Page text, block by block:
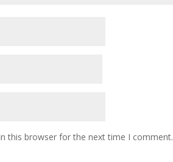
this browser for the next time I comment.